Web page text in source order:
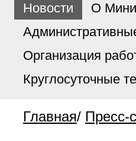
Новости О
Организация
Круглосуточные
Главная/ Пресс-